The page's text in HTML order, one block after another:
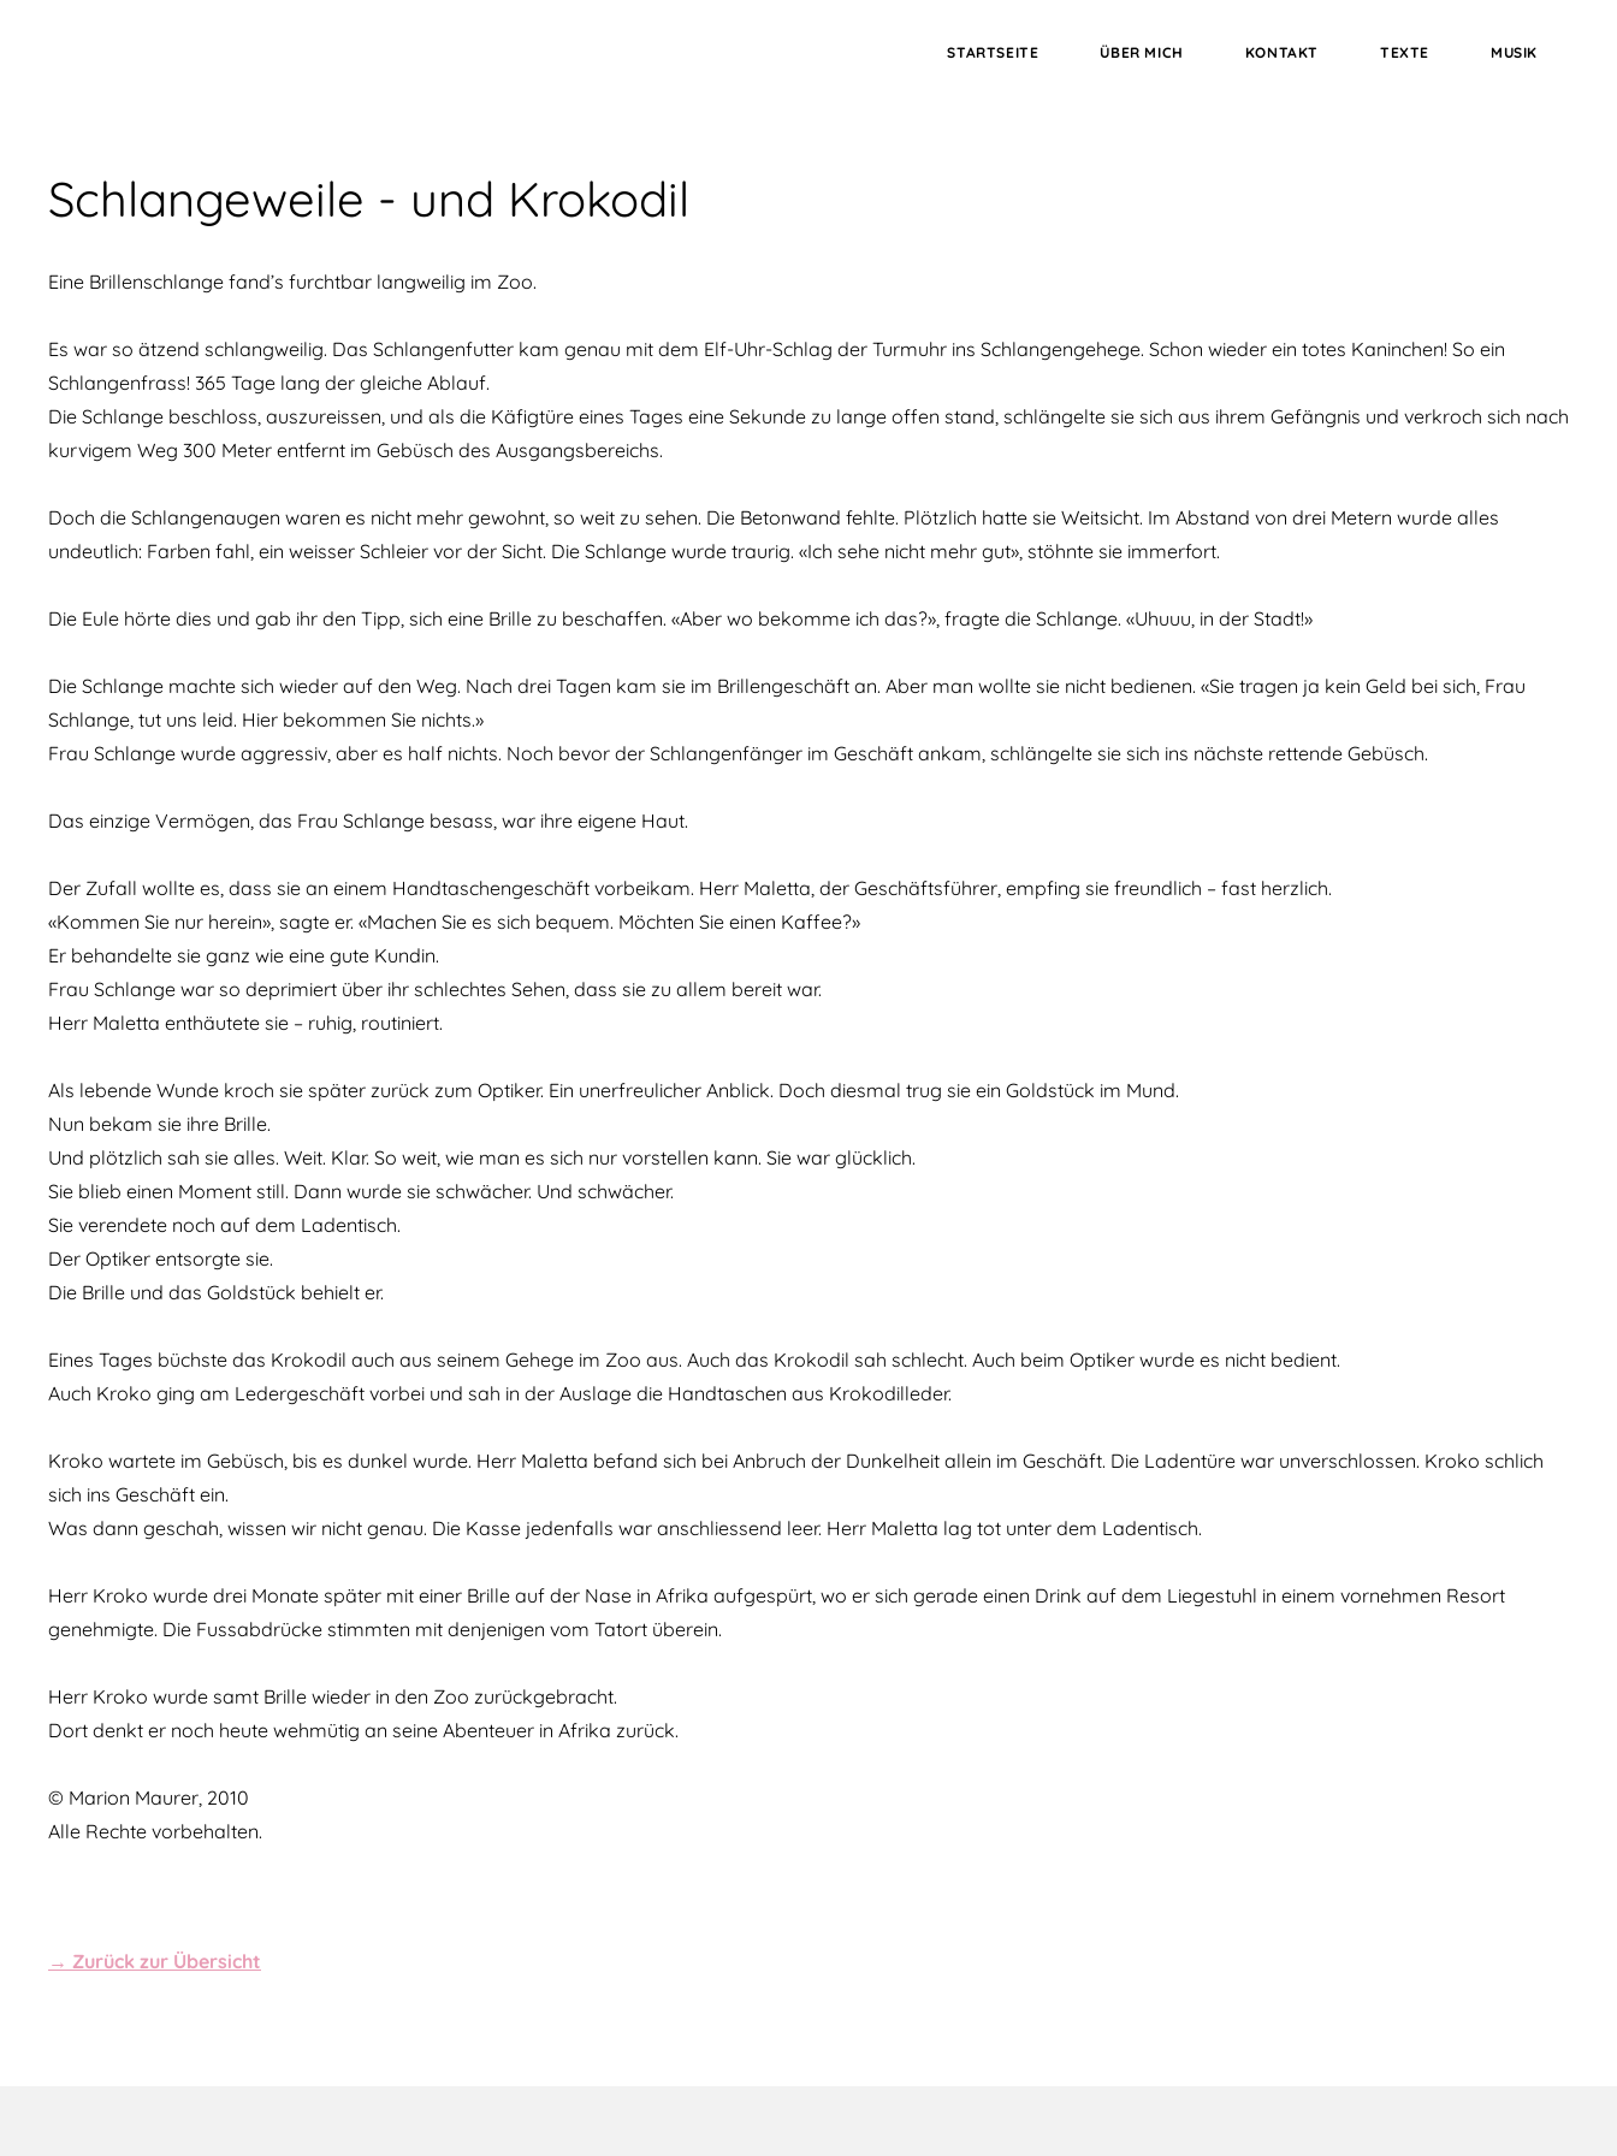
STARTSEITE ÜBER MICH KONTAKT TEXTE MUSIK
Schlangeweile - und Krokodil
Eine Brillenschlange fand’s furchtbar langweilig im Zoo.
Es war so ätzend schlangweilig. Das Schlangenfutter kam genau mit dem Elf-Uhr-Schlag der Turmuhr ins Schlangengehege. Schon wieder ein totes Kaninchen! So ein
Schlangenfrass! 365 Tage lang der gleiche Ablauf.
Die Schlange beschloss, auszureissen, und als die Käfigtüre eines Tages eine Sekunde zu lange offen stand, schlängelte sie sich aus ihrem Gefängnis und verkroch sich nach
kurvigem Weg 300 Meter entfernt im Gebüsch des Ausgangsbereichs.
Doch die Schlangenaugen waren es nicht mehr gewohnt, so weit zu sehen. Die Betonwand fehlte. Plötzlich hatte sie Weitsicht. Im Abstand von drei Metern wurde alles
undeutlich: Farben fahl, ein weisser Schleier vor der Sicht. Die Schlange wurde traurig. «Ich sehe nicht mehr gut», stöhnte sie immerfort.
Die Eule hörte dies und gab ihr den Tipp, sich eine Brille zu beschaffen. «Aber wo bekomme ich das?», fragte die Schlange. «Uhuuu, in der Stadt!»
Die Schlange machte sich wieder auf den Weg. Nach drei Tagen kam sie im Brillengeschäft an. Aber man wollte sie nicht bedienen. «Sie tragen ja kein Geld bei sich, Frau
Schlange, tut uns leid. Hier bekommen Sie nichts.»
Frau Schlange wurde aggressiv, aber es half nichts. Noch bevor der Schlangenfänger im Geschäft ankam, schlängelte sie sich ins nächste rettende Gebüsch.
Das einzige Vermögen, das Frau Schlange besass, war ihre eigene Haut.
Der Zufall wollte es, dass sie an einem Handtaschengeschäft vorbeikam. Herr Maletta, der Geschäftsführer, empfing sie freundlich – fast herzlich.
«Kommen Sie nur herein», sagte er. «Machen Sie es sich bequem. Möchten Sie einen Kaffee?»
Er behandelte sie ganz wie eine gute Kundin.
Frau Schlange war so deprimiert über ihr schlechtes Sehen, dass sie zu allem bereit war.
Herr Maletta enthäutete sie – ruhig, routiniert.
Als lebende Wunde kroch sie später zurück zum Optiker. Ein unerfreulicher Anblick. Doch diesmal trug sie ein Goldstück im Mund.
Nun bekam sie ihre Brille.
Und plötzlich sah sie alles. Weit. Klar. So weit, wie man es sich nur vorstellen kann. Sie war glücklich.
Sie blieb einen Moment still. Dann wurde sie schwächer. Und schwächer.
Sie verendete noch auf dem Ladentisch.
Der Optiker entsorgte sie.
Die Brille und das Goldstück behielt er.
Eines Tages büchste das Krokodil auch aus seinem Gehege im Zoo aus. Auch das Krokodil sah schlecht. Auch beim Optiker wurde es nicht bedient.
Auch Kroko ging am Ledergeschäft vorbei und sah in der Auslage die Handtaschen aus Krokodilleder.
Kroko wartete im Gebüsch, bis es dunkel wurde. Herr Maletta befand sich bei Anbruch der Dunkelheit allein im Geschäft. Die Ladentüre war unverschlossen. Kroko schlich
sich ins Geschäft ein.
Was dann geschah, wissen wir nicht genau. Die Kasse jedenfalls war anschliessend leer. Herr Maletta lag tot unter dem Ladentisch.
Herr Kroko wurde drei Monate später mit einer Brille auf der Nase in Afrika aufgespürt, wo er sich gerade einen Drink auf dem Liegestuhl in einem vornehmen Resort
genehmigte. Die Fussabdrücke stimmten mit denjenigen vom Tatort überein.
Herr Kroko wurde samt Brille wieder in den Zoo zurückgebracht.
Dort denkt er noch heute wehmütig an seine Abenteuer in Afrika zurück.
© Marion Maurer, 2010
Alle Rechte vorbehalten.
→ Zurück zur Übersicht